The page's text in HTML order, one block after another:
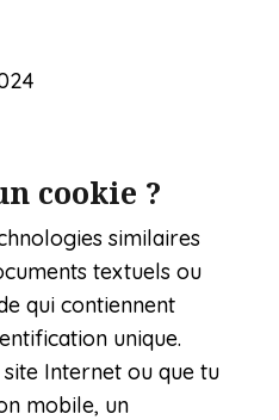
cookie ?
similaires
textuels ou
qui contiennent
unique.
Internet ou que tu
mobile, un